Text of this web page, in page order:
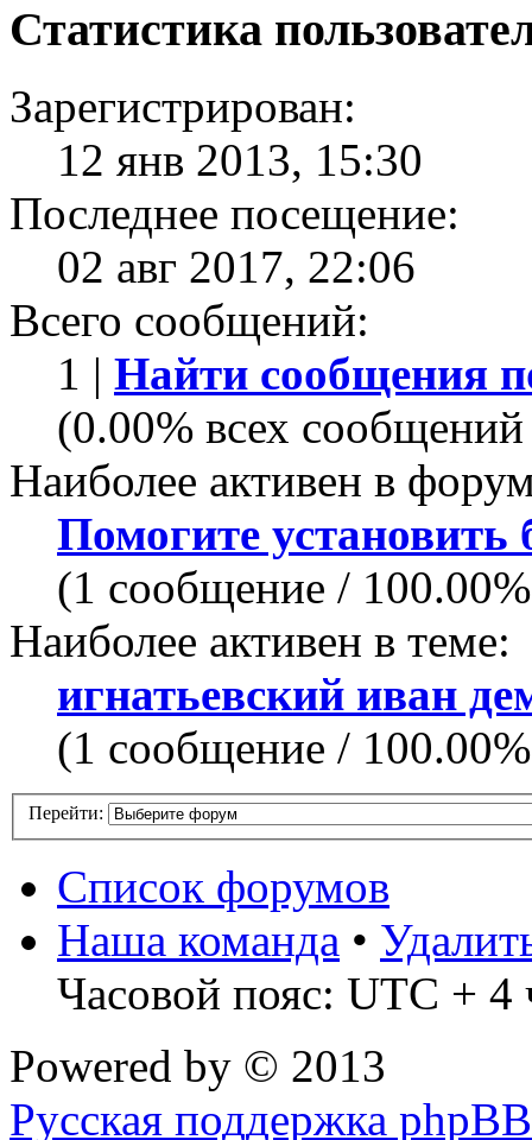
Статистика
Зарегистрирован:
12 янв 2013, 15:30
Последнее посещение:
02 авг 2017, 22:06
Всего сообщений:
1 | Найти сообщения
(0.00% всех
Наиболее активен в
Помогите установить
(1 сообщение /
Наиболее активен в теме:
игнатьевский иван
(1 сообщение /
Перейти:
Список форумов
Наша команда •
Часовой пояс: UTC + 4
Powered by © 2013
Русская поддержка phpBB